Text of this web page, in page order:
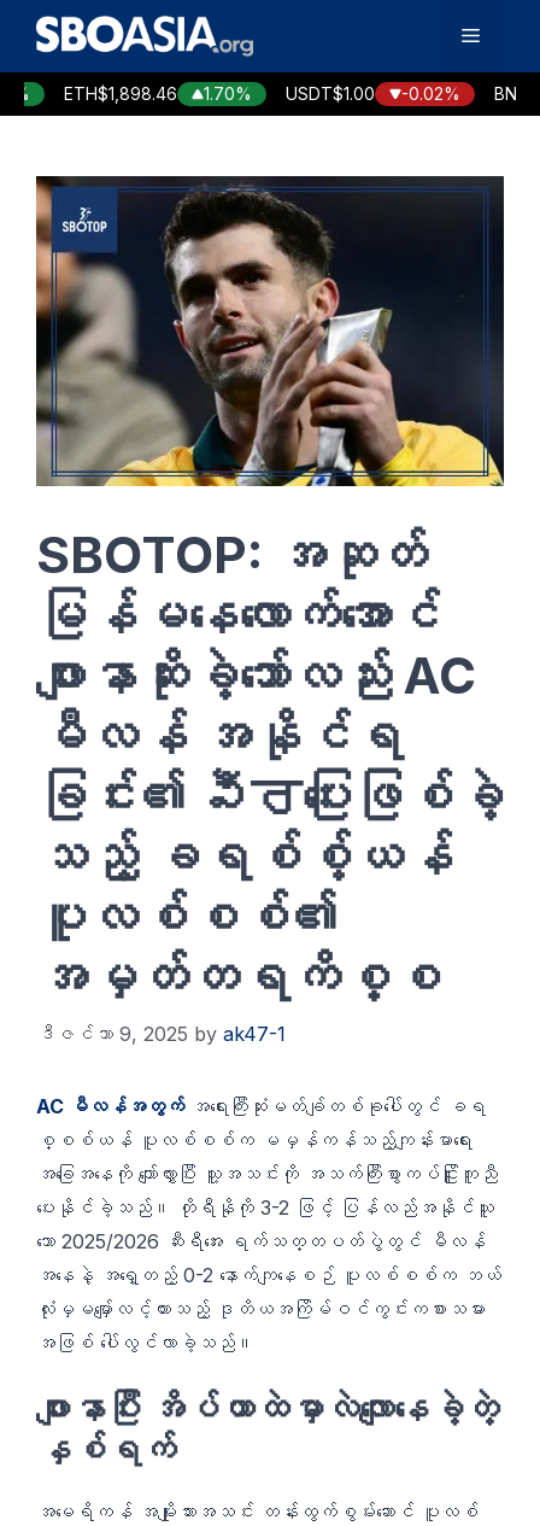
Skip
content
Menu
ETH$1,898.46 1.70% USDT$1.00 -0.02% BNB
SBOTOP: အဆုတ်
မြန်မနေလောက်အောင်
ဖျားနာဆိုးခဲ့သော်လည်း AC
မီလန် အနိုင်ရ
ခြင်း၏ వీਰပြေးဖြစ်ခဲ့
သည့် ခရစ်စ့်ယန်
ပူလစ်စစ်၏
အမှတ်တရကိစ္စ
ဒီဇင်ဘာ 9, 2025 by ak47-1
AC မီလန်အတွက်အရေးကြီးဆုံးမတ်ချ်တစ်ခုပေါ်တွင် ခရ
စ္စစ်ယန် ပူလစ်စစ်က မမှန်ကန်သည့်ကျန်းမာရေး
အခြေအနေကို ကျော်လွှားပြီး သူ့အသင်းကို အသက်ကြီးစွာကပ်ငြိူးကူညီ
ပေးနိုင်ခဲ့သည်။ တိုရီနိုကို 3-2 ဖြင့် ပြန်လည်အနိုင်ယူ
သော 2025/2026 ဆီးရီအေး ရက်သတ္တပတ်ပွဲတွင် မီလန်
အနေနဲ့ အရှေ့တည့် 0-2 နောက်ကျနေစဉ် ပူလစ်စစ်က ဘယ်
လုံးမှမမျှော်လင့်ထားသည့် ဒုတိယအကြိမ်ဝင်ကွင်းကစားသမား
အဖြစ် ပေါ်လွင်လာခဲ့သည်။
ဖျားနာပြီး အိပ်ယာထဲမှာလဲလျောနေခဲ့တဲ့
နှစ်ရက်
အမေရိကန် အမျိုးသားအသင်း တန်းထွက်စွမ်းဆောင် ပူလစ်